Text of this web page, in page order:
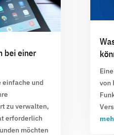
bei einer
einfache und
zu verwalten,
erforderlich
möchten
von